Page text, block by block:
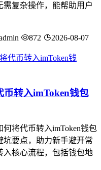
复杂操作，能帮助用户
872 2026-08-07
币转入imToken钱包
将代币转入imToken钱包
坑要点，助力新手避开常
入核心流程，包括钱包地